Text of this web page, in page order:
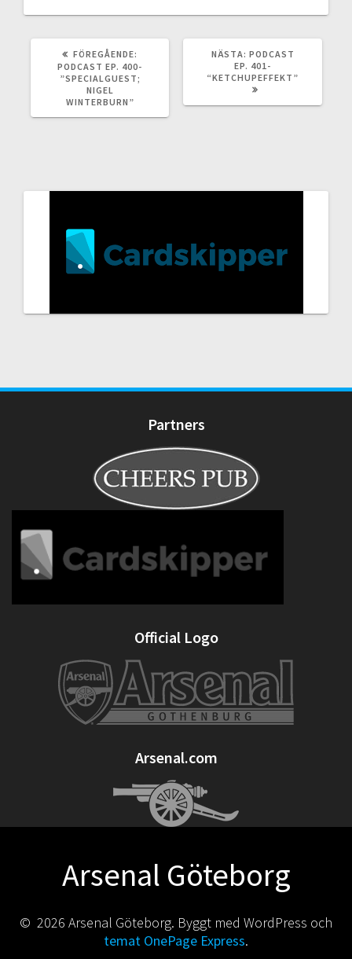
FÖREGÅENDE:
INLÄGG:
PODCAST EP. 400-
”SPECIALGUEST;
NIGEL
WINTERBURN”
NÄSTA: NÄSTA
INLÄGG:
PODCAST
EP. 401-
“KETCHUPEFFEKT”
Partners
Official Logo
Arsenal.com
Arsenal Göteborg
© 2026 Arsenal Göteborg. Byggt med WordPress och
temat OnePage Express.